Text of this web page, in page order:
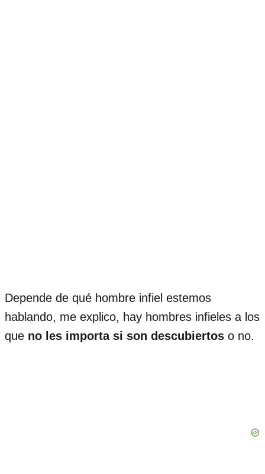
Depende de qué hombre infiel estemos
hablando, me explico, hay hombres infieles a los
que no les importa si son descubiertos o no.